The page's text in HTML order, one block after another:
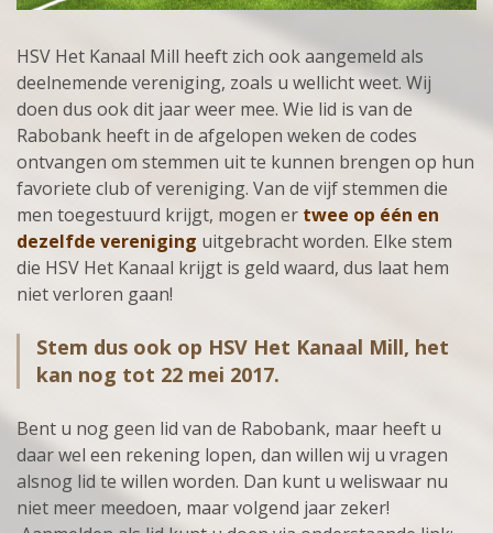
HSV Het Kanaal Mill heeft zich ook aangemeld als
deelnemende vereniging, zoals u wellicht weet. Wij
doen dus ook dit jaar weer mee. Wie lid is van de
Rabobank heeft in de afgelopen weken de codes
ontvangen om stemmen uit te kunnen brengen op hun
favoriete club of vereniging. Van de vijf stemmen die
men toegestuurd krijgt, mogen er twee op één en
dezelfde vereniging uitgebracht worden. Elke stem
die HSV Het Kanaal krijgt is geld waard, dus laat hem
niet verloren gaan!
Stem dus ook op HSV Het Kanaal Mill, het
kan nog tot 22 mei 2017.
Bent u nog geen lid van de Rabobank, maar heeft u
daar wel een rekening lopen, dan willen wij u vragen
alsnog lid te willen worden. Dan kunt u weliswaar nu
niet meer meedoen, maar volgend jaar zeker!